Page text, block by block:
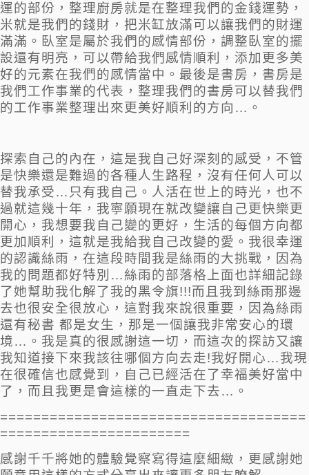
運的部份，整理廚房就是在整理我們的金錢運勢，
米就是我們的錢財，把米缸放滿可以讓我們的財運
滿滿。臥室是屬於我們的感情部份，調整臥室的擺
設還有明亮，可以帶給我們感情順利，添加更多美
好的元素在我們的感情當中。最後是書房，書房是
我們工作事業的代表，整理我們的書房可以替我們
的工作事業整理出來更美好順利的方向…。
探索自己的內在，這是我自己好深刻的感受，不管
是快樂還是難過的各種人生路程，沒有任何人可以
替我承受…只有我自己。人活在世上的時光，也不
過就這幾十年，我寧願現在就改變讓自己更快樂更
開心，我想要我自己變的更好，生活的每個方向都
更加順利，這就是我給我自己改變的愛。我很幸運
的認識絲雨，在這段時間我是絲雨的大挑戰，因為
我的問題都好特別…絲雨的部落格上面也詳細記錄
了她幫助我化解了我的黑令旗!!!而且我到絲雨那邊
去也很安全很放心，這對我來說很重要，因為絲雨
還有秘書 都是女生，那是一個讓我非常安心的環
境…。我是真的很感謝這一切，而這次的探訪又讓
我知道接下來我該往哪個方向去走!我好開心…我現
在很確信也感覺到，自己已經活在了幸福美好當中
了，而且我更是會這樣的一直走下去…。
=====================================
=======================
感謝千千將她的體驗覺察寫得這麼細緻，更感謝她